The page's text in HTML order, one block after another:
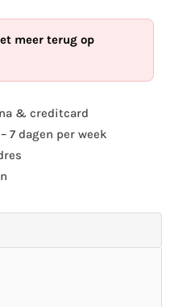
meer terug op
& creditcard
7 dagen per week